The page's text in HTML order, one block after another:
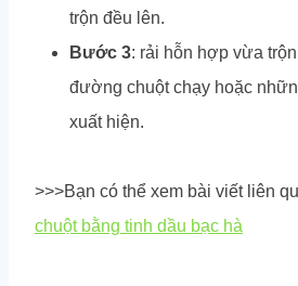
trộn đều lên.
Bước 3: rải hỗn hợp vừa
đường chuột chạy hoặc
xuất hiện.
>>>Bạn có thể xem bài viết liên
chuột bằng tinh dầu bạc hà